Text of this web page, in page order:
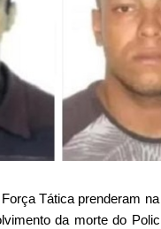
Tática prenderam
da morte do